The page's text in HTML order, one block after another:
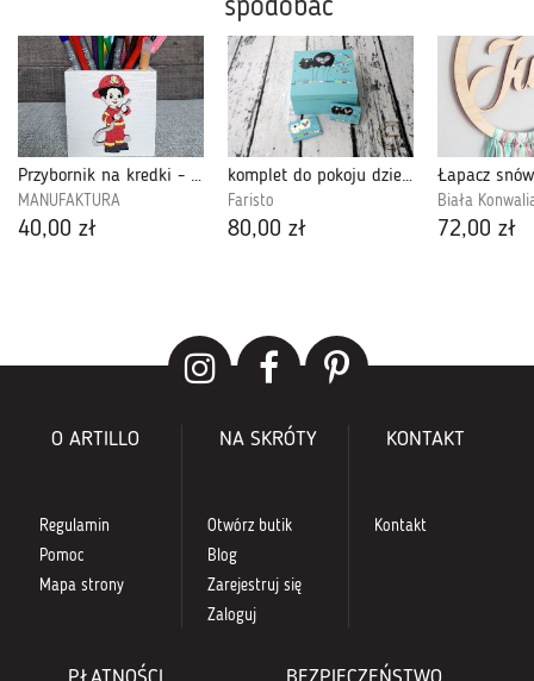
spodobać
Przybornik na kredki - KCHS02
MANUFAKTURA
40,00 zł
komplet do pokoju dziecka 3
Faristo
80,00 zł
Łapacz
Biała
72,00 zł
O ARTILLO
Regulamin
Pomoc
Mapa strony
NA SKRÓTY
Otwórz butik
Blog
Zarejestruj się
Zaloguj
KONTAKT
Kontakt